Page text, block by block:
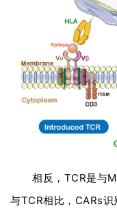
相反，TCR是与
与TCR相比，CARs